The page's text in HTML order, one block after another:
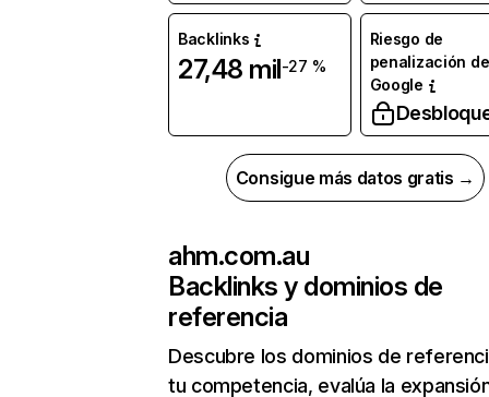
Backlinks
27,48 mil-27 %
Riesgo de
penalización de
Google
Consigue más datos gratis →
ahm.com.au
Backlinks y dominios de
referencia
Descubre los dominios de
tu competencia, evalúa la